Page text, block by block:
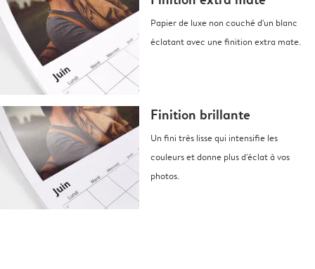
Papier de luxe non couché d'un blanc
éclatant avec une finition extra mate.
Finition brillante
Un fini très lisse qui intensifie les
couleurs et donne plus d'éclat à vos
photos.